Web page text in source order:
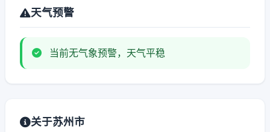
天气预警
当前无气象预警，天气平稳
关于苏州市